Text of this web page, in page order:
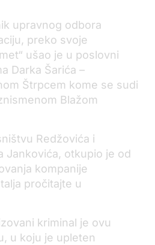
upravnog odbora
preko svoje
ušao je u poslovni
Darka Šarića –
Štrpcem kome se sudi
Blažom
Redžovića i
Jankovića, otkupio je od
kompanije
pročitajte u
kriminal je ovu
u koju je upleten